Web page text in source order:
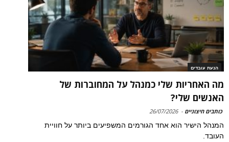
הנעת עובדים
מה האחריות שלי כמנהל על המחוברות של
האנשים שלי?
כותבים חיצוניים -
26/07/2026
המנהל הישיר הוא אחד הגורמים המשפיעים ביותר על חוויית
העובד.